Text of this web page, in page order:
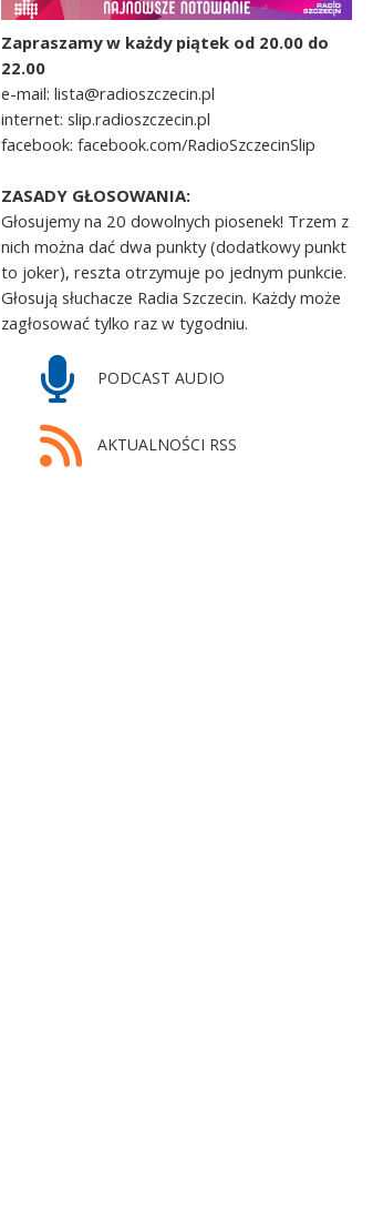
Zapraszamy w każdy piątek od 20.00 do
22.00
e-mail: lista@radioszczecin.pl
internet: slip.radioszczecin.pl
facebook: facebook.com/RadioSzczecinSlip
ZASADY GŁOSOWANIA:
Głosujemy na 20 dowolnych piosenek! Trzem z
nich można dać dwa punkty (dodatkowy punkt
to joker), reszta otrzymuje po jednym punkcie.
Głosują słuchacze Radia Szczecin. Każdy może
zagłosować tylko raz w tygodniu.
PODCAST AUDIO
AKTUALNOŚCI RSS